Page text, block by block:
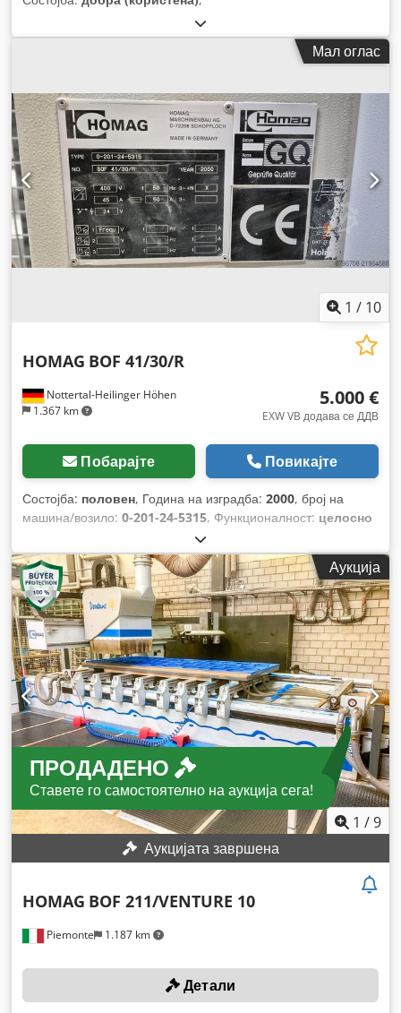
Мал оглас
1 / 10
Nottertal-Heilinger Höhen
1.367 km
HOMAG BOF 41/30/R
5.000 €
EXW VB додава се ДДВ
Побарајте Повикајте
Состојба: половен, Година на изградба: 2000, број на
машина/возило: 0-201-24-5315, Функционалност: целосно
, работни часови:
(16,32 коњски сили), влезен напон:400 V, влезен струја:
45 A, влезна фреквенција:50 Hz
, тип на влезен струја:
трифазен, растојание на движење на Х-оската:3.000 мм,
движење по оската Y: 1.150 мм, растојание на движење Z-
оска:150 мм, број на оски:3, број на слотови во магазин за
алати:12, произведувач на контролери:HOMAG, тип на
активирање:електричен, вкупна висина:2.650 мм, вкупна
должина:5.750 мм, вкупна ширина:4.000 мм, вкупна
тежина:5.885 кг, година на последниот генерален ремонт:
2023, Опрема:Ознака CE, документација / прирачник,
Аукција
ПРОДАДЕНО
Ставете го самостоятелно на аукција сега!
1 /9
Аукцијата завршена
Piemonte 1.187 km
HOMAG BOF 211/VENTURE 10
Детали